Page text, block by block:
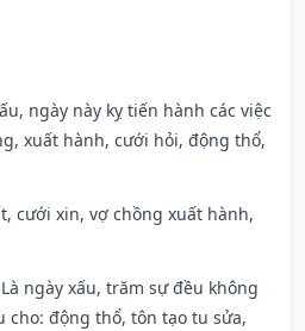
ngày này kỵ tiến hành các việc
xuất hành, cưới hỏi, động thổ,
cưới xin, vợ chồng xuất hành,
ngày xấu, trăm sự đều không
cho: động thổ, tôn tạo tu sửa,